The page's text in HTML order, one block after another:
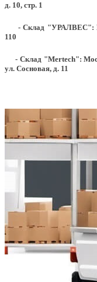
д. 10, стр. 1
- Склад "УРАЛВЕС":
110
- Склад "Mertech":
ул. Сосновая, д. 11